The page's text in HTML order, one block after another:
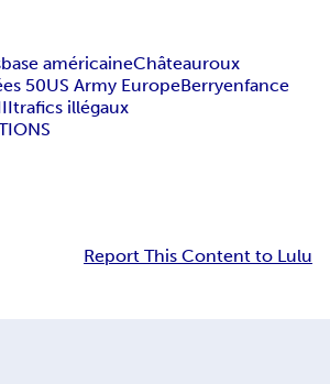
base américaineChâteauroux
50US Army EuropeBerryenfance
trafics illégaux
Report This Content to Lulu